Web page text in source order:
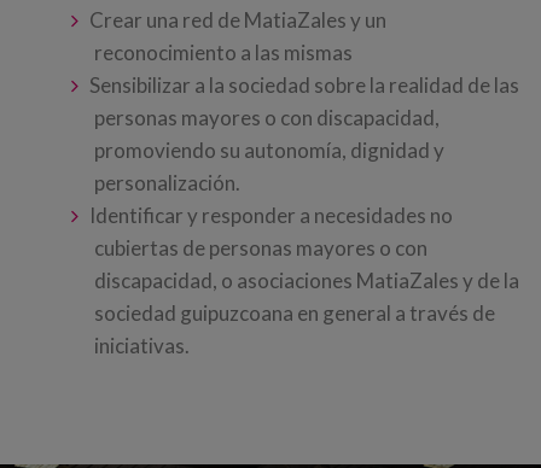
Crear una red de MatiaZales y un
reconocimiento a las mismas
Sensibilizar a la sociedad sobre la realidad de las
personas mayores o con discapacidad,
promoviendo su autonomía, dignidad y
personalización.
Identificar y responder a necesidades no
cubiertas de personas mayores o con
discapacidad, o asociaciones MatiaZales y de la
sociedad guipuzcoana en general a través de
iniciativas.